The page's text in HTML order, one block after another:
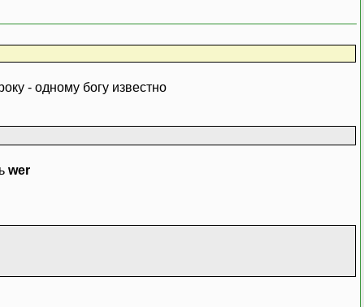
- одному богу известно
wer